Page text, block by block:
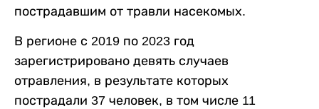
пострадавшим от травли насекомых.
В регионе с 2019 по 2023 год
зарегистрировано девять случаев
отравления, в результате которых
пострадали 37 человек, в том числе 11